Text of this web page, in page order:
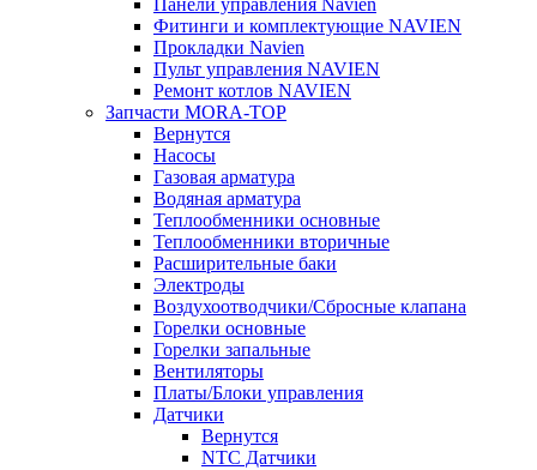
Панели управления Navien
Фитинги и комплектующие NAVIEN
Прокладки Navien
Пульт управления NAVIEN
Ремонт котлов NAVIEN
Запчасти MORA-TOP
Вернутся
Насосы
Газовая арматура
Водяная арматура
Теплообменники основные
Теплообменники вторичные
Расширительные баки
Электроды
Воздухоотводчики/Сбросные клапана
Горелки основные
Горелки запальные
Вентиляторы
Платы/Блоки управления
Датчики
Вернутся
NTC Датчики